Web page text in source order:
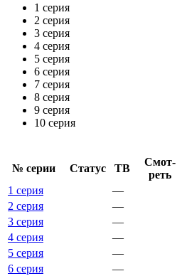
1 серия
2 серия
3 серия
4 серия
5 серия
6 серия
7 серия
8 серия
9 серия
10 серия
№ се­рии Ста­тус ТВ
Смот­
реть
1 серия
—
2 серия
—
3 серия
—
4 серия
—
5 серия
—
6 серия
—